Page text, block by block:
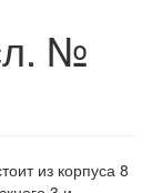
№
из корпуса 8